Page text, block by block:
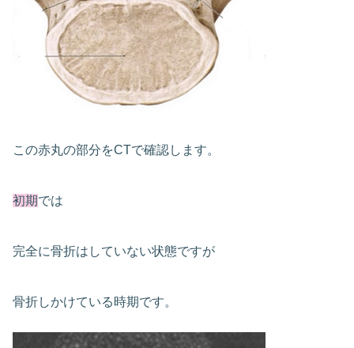
この赤丸の部分をCTで確認します。
初期では
完全に骨折はしていない状態ですが
骨折しかけている時期です。